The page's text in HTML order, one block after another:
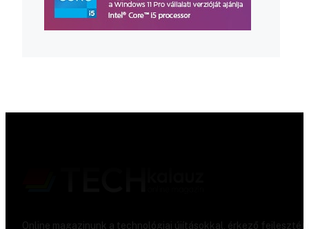
Online magazinunk a technológiai újításokkal, érkező